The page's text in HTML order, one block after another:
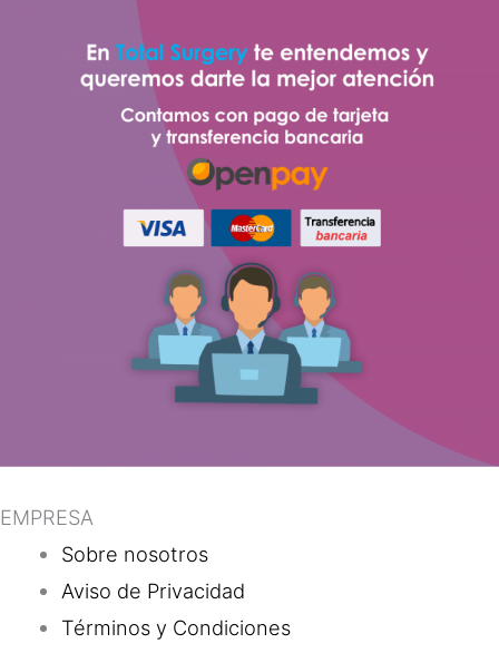
EMPRESA
Sobre nosotros
Aviso de Privacidad
Términos y Condiciones